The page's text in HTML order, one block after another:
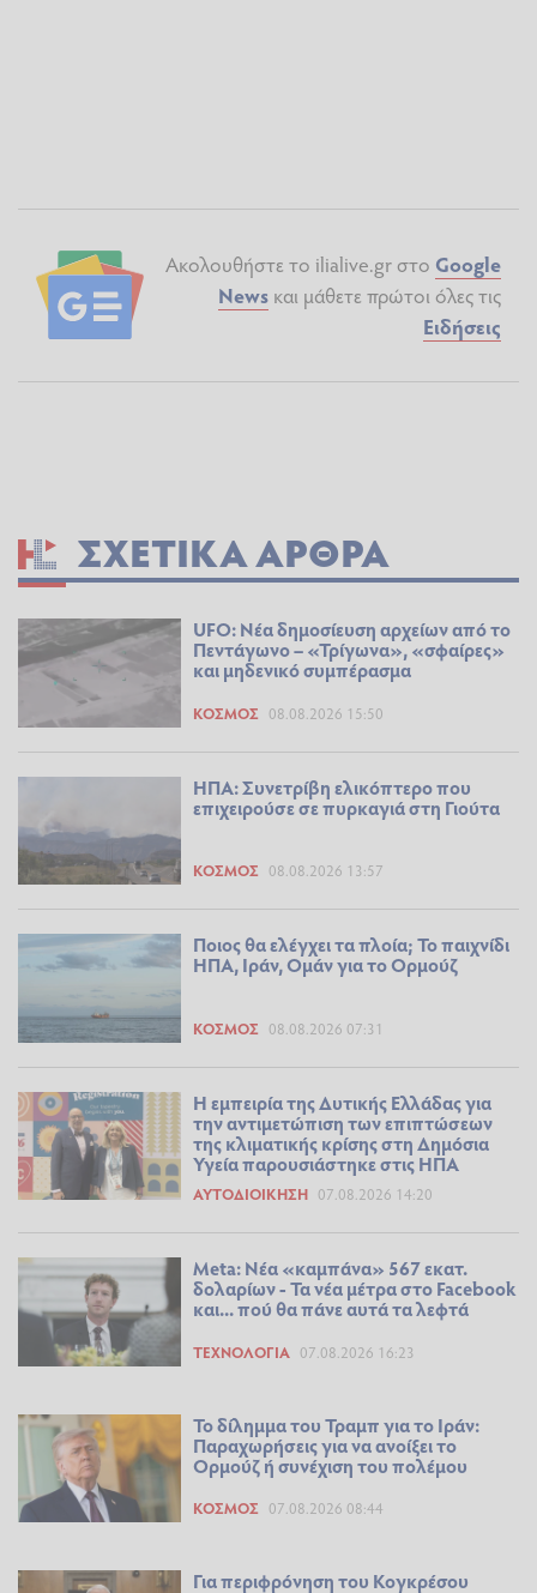
Ακολουθήστε το ilialive.gr στο Google
News και μάθετε πρώτοι όλες τις
Ειδήσεις
ΣΧΕΤΙΚΆ ΆΡΘΡΑ
UFO: Νέα δημοσίευση αρχείων από το
Πεντάγωνο – «Τρίγωνα», «σφαίρες»
και μηδενικό συμπέρασμα
ΚΌΣΜΟΣ 08.08.2026 15:50
ΗΠΑ: Συνετρίβη ελικόπτερο που
επιχειρούσε σε πυρκαγιά στη Γιούτα
ΚΌΣΜΟΣ 08.08.2026 13:57
Ποιος θα ελέγχει τα πλοία; Το παιχνίδι
ΗΠΑ, Ιράν, Ομάν για το Ορμούζ
ΚΌΣΜΟΣ 08.08.2026 07:31
Η εμπειρία της Δυτικής Ελλάδας για
την αντιμετώπιση των επιπτώσεων
της κλιματικής κρίσης στη Δημόσια
Υγεία παρουσιάστηκε στις ΗΠΑ
ΑΥΤΟΔΙΟΊΚΗΣΗ 07.08.2026 14:20
Meta: Νέα «καμπάνα» 567 εκατ.
δολαρίων - Τα νέα μέτρα στο Facebook
και... πού θα πάνε αυτά τα λεφτά
ΤΕΧΝΟΛΟΓΊΑ 07.08.2026 16:23
Το δίλημμα του Τραμπ για το Ιράν:
Παραχωρήσεις για να ανοίξει το
Ορμούζ ή συνέχιση του πολέμου
ΚΌΣΜΟΣ 07.08.2026 08:44
Για περιφρόνηση του Κογκρέσου